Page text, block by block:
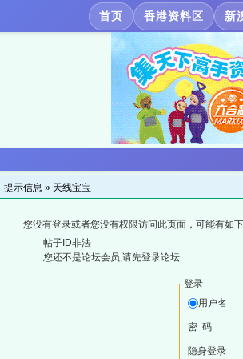
首页 香港资料区 新
提示信息 » 天线宝宝
您没有登录或者您没有权限访问此页面，可能有如
帖子ID非法
您还不是论坛会员,请先登录论坛
登录
用户名
密 码
隐身登录